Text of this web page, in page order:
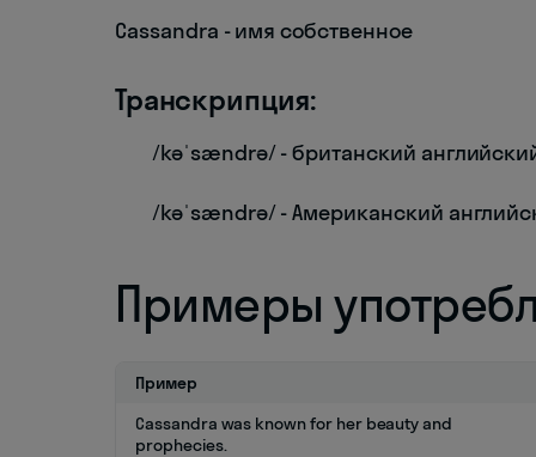
Cassandra - имя собственное
Транскрипция:
/kəˈsændrə/ - британский
/kəˈsændrə/ - Американский
Примеры
Пример
Cassandra was known for her beauty and
prophecies.